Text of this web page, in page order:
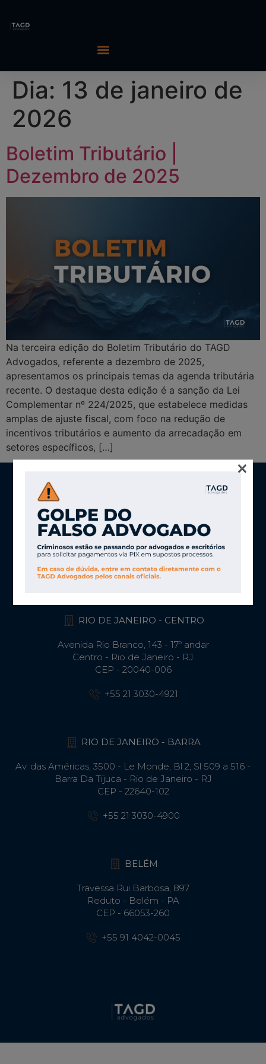
Dia: 13 de janeiro de
2026
Boletim Tributário |
Dezembro de 2025
Na terceira edição do Boletim Tributário do TAGD
Advogados, referente a dezembro de 2025,
apresentamos os principais temas da agenda tributária
recente. O destaque desta edição é a sanção da Lei
Complementar nº 224/2025, que estabelece medidas
amplas de ajuste fiscal, com foco na redução de
incentivos tributários e aumento da arrecadação em
setores específicos, […]
Av. Brig. Faria Lima, 2894 – CJ 51
Jardim Paulistano - São Paulo - SP
CEP - 01451-000
+55 11 3030-4906
RIO DE JANEIRO - CENTRO
Avenida Rio Branco, 143 - 17º andar
Centro - Rio de Janeiro - RJ
CEP - 20040-006
+55 21 3030-4921
RIO DE JANEIRO - BARRA
Av. das Américas, 3500 - Le Monde, Bl 2, Sl 509 a 516 -
Barra Da Tijuca - Rio de Janeiro - RJ
CEP - 22640-102​
+55 21 3030-4900
BELÉM
Travessa Rui Barbosa, 897
Reduto - Belém - PA
CEP - 66053-260
+55 91 4042-0045
×